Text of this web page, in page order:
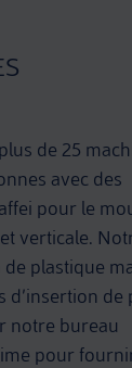
de 25
avec des
pour le
verticale.
plastique
d’insertion de
notre bureau
pour